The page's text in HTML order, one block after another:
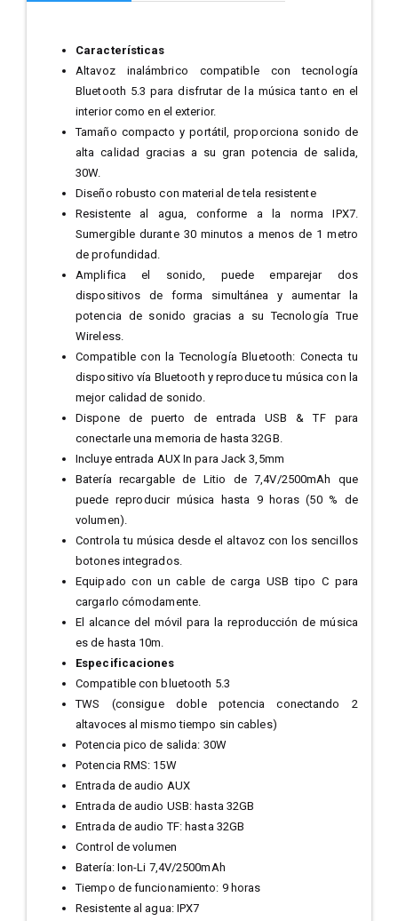
Características
Altavoz inalámbrico compatible con tecnología
Bluetooth 5.3 para disfrutar de la música tanto en el
interior como en el exterior.
Tamaño compacto y portátil, proporciona sonido de
alta calidad gracias a su gran potencia de salida,
30W.
Diseño robusto con material de tela resistente
Resistente al agua, conforme a la norma IPX7.
Sumergible durante 30 minutos a menos de 1 metro
de profundidad.
Amplifica el sonido, puede emparejar dos
dispositivos de forma simultánea y aumentar la
potencia de sonido gracias a su Tecnología True
Wireless.
Compatible con la Tecnología Bluetooth: Conecta tu
dispositivo vía Bluetooth y reproduce tu música con la
mejor calidad de sonido.
Dispone de puerto de entrada USB & TF para
conectarle una memoria de hasta 32GB.
Incluye entrada AUX In para Jack 3,5mm
Batería recargable de Litio de 7,4V/2500mAh que
puede reproducir música hasta 9 horas (50 % de
volumen).
Controla tu música desde el altavoz con los sencillos
botones integrados.
Equipado con un cable de carga USB tipo C para
cargarlo cómodamente.
El alcance del móvil para la reproducción de música
es de hasta 10m.
Especificaciones
Compatible con bluetooth 5.3
TWS (consigue doble potencia conectando 2
altavoces al mismo tiempo sin cables)
Potencia pico de salida: 30W
Potencia RMS: 15W
Entrada de audio AUX
Entrada de audio USB: hasta 32GB
Entrada de audio TF: hasta 32GB
Control de volumen
Batería: Ion-Li 7,4V/2500mAh
Tiempo de funcionamiento: 9 horas
Resistente al agua: IPX7